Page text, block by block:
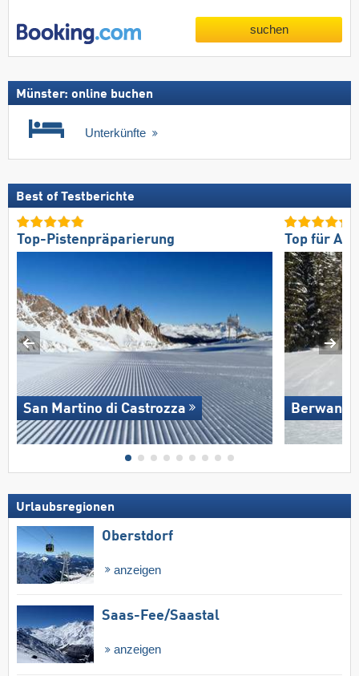
suchen
Münster: online buchen
Unterkünfte
Best of Testberichte
Top-Pistenpräparierung
San Martino di Castrozza
Top für
Urlaubsregionen
Oberstdorf
anzeigen
Saas-Fee/​Saastal
anzeigen